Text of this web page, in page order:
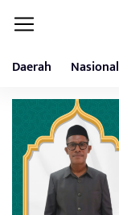
Daerah Nasional